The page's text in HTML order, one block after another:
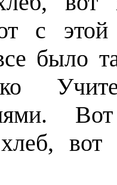
с
было
хлеб,